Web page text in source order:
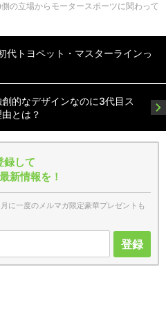
の立場からモータースポーツに関わって
代トヨペット・マスターラインっ
的なデザインなのに3代目ス
とは？
録して
新情報を！
に一度のメルマガ限定豪華プレゼントも
登録